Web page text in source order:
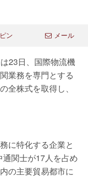
ピン メール
23日、国際物流機
業務を専門とする
全株式を取得し、
に特化する企業と
関士が17人を占め
の主要貿易都市に